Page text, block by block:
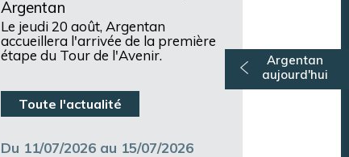
Argentan
aujourd'hui
Argentan
Le jeudi 20 août, Argentan
accueillera l'arrivée de la première
étape du Tour de l'Avenir.
Toute l'actualité
Du 11/07/2026 au 15/07/2026